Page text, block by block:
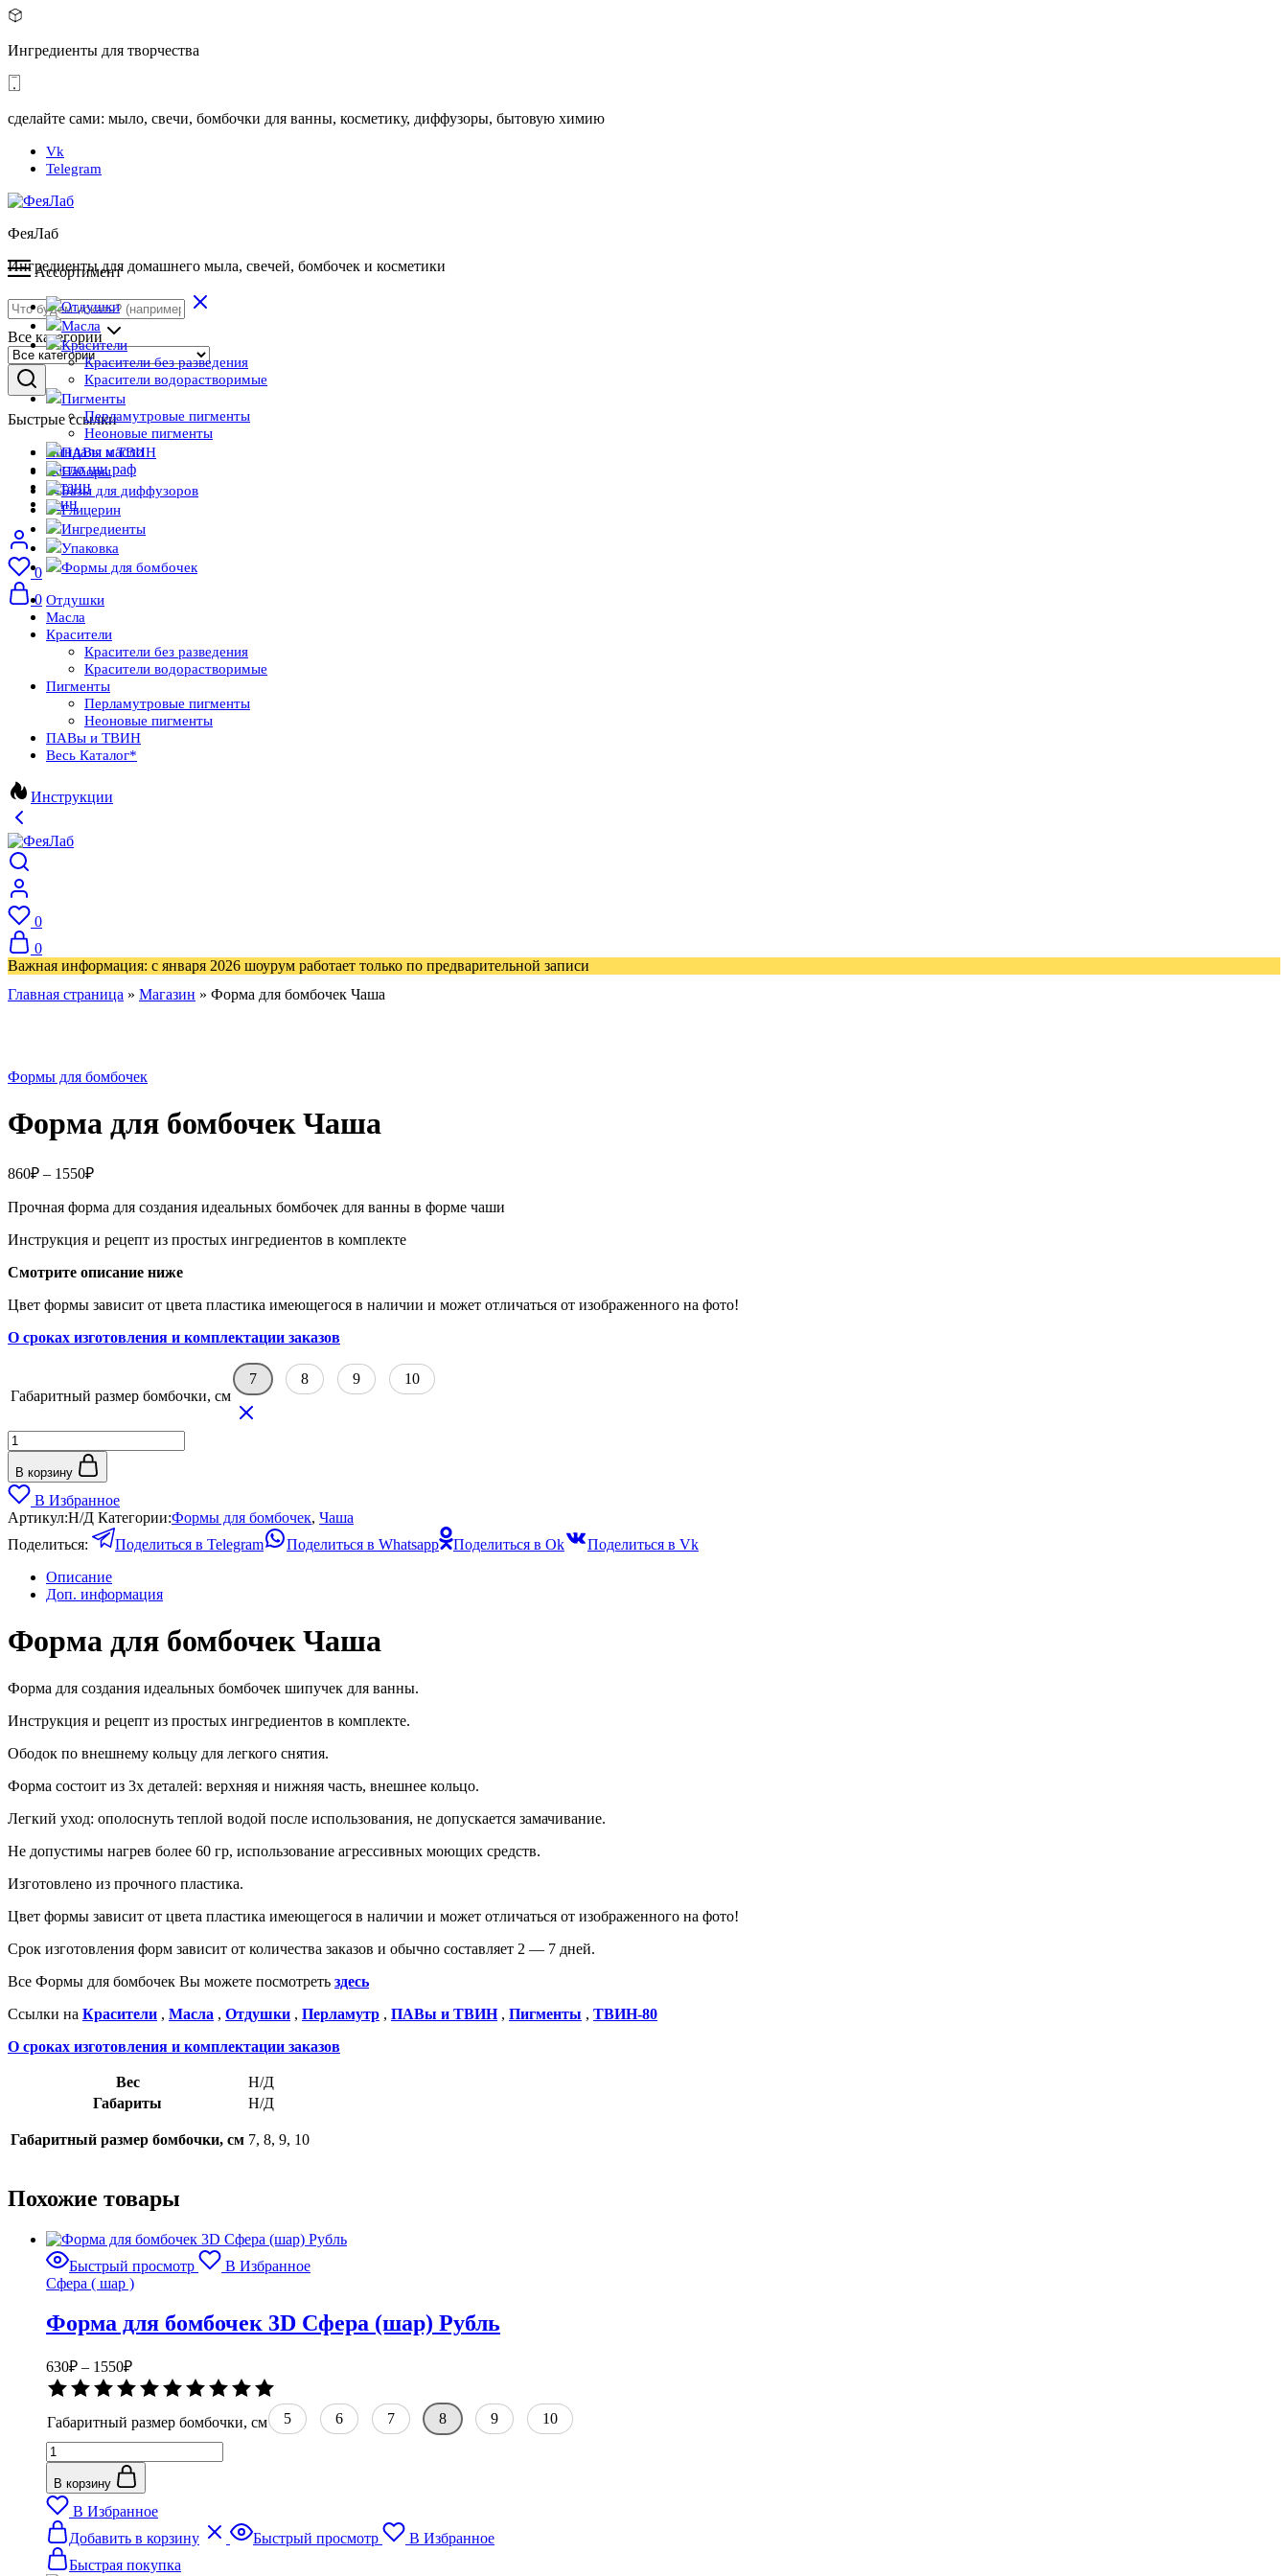
Ингредиенты для творчества
сделайте сами: мыло, свечи, бомбочки для ванны, косметику, диффузоры, бытовую химию
Vk
Telegram
ФеяЛаб
Ингредиенты для домашнего мыла, свечей, бомбочек и косметики
Все категории
Быстрые ссылки
миндаля масло
масло ши раф
бетаин
твин
0
0
Ассортимент
Отдушки
Масла
Красители
Красители без разведения
Красители водорастворимые
Пигменты
Перламутровые пигменты
Неоновые пигменты
ПАВы и ТВИН
Наборы
Базы для диффузоров
Глицерин
Ингредиенты
Упаковка
Формы для бомбочек
Отдушки
Масла
Красители
Красители без разведения
Красители водорастворимые
Пигменты
Перламутровые пигменты
Неоновые пигменты
ПАВы и ТВИН
Весь Каталог*
Инструкции
0
0
Важная информация: с января 2026 шоурум работает только по предварительной записи
Главная страница » Магазин » Форма для бомбочек Чаша
Формы для бомбочек
Форма для бомбочек Чаша
860₽ – 1550₽Диапазон
860₽
1550₽
Прочная форма для создания идеальных бомбочек для ванны в форме чаши
Инструкция и рецепт из простых ингредиентов в комплекте
Смотрите описание ниже
Цвет формы зависит от цвета пластика имеющегося в наличии и может отличаться от изображенного на фото!
О сроках изготовления и комплектации заказов
Габаритный размер бомбочки, см
7 8 9 10
Количество
товара
Форма
для
бомбочек
Чаша
В корзину
В Избранное
Артикул:Н/Д Категории:Формы для бомбочек, Чаша
Поделиться:
Поделиться в Telegram Поделиться в Whatsapp Поделиться в Ok
Поделиться в Vk
Описание
Доп. информация
Форма для бомбочек Чаша
Форма для создания идеальных бомбочек шипучек для ванны.
Инструкция и рецепт из простых ингредиентов в комплекте.
Ободок по внешнему кольцу для легкого снятия.
Форма состоит из 3х деталей: верхняя и нижняя часть, внешнее кольцо.
Легкий уход: ополоснуть теплой водой после использования, не допускается замачивание.
Не допустимы нагрев более 60 гр, использование агрессивных моющих средств.
Изготовлено из прочного пластика.
Цвет формы зависит от цвета пластика имеющегося в наличии и может отличаться от изображенного на фото!
Срок изготовления форм зависит от количества заказов и обычно составляет 2 — 7 дней.
Все Формы для бомбочек Вы можете посмотреть здесь
Ссылки на Красители , Масла , Отдушки , Перламутр , ПАВы и ТВИН, Пигменты , ТВИН-80
О сроках изготовления и комплектации заказов
Вес
Н/Д
Габариты
Н/Д
Габаритный размер бомбочки, см 7, 8, 9, 10
Похожие товары
Быстрый просмотр
В Избранное
Сфера ( шар )
Форма для бомбочек 3D Сфера (шар) Рубль
630₽ – 1550₽Диапазон
цен:
630₽
–
1550₽
0
из
5
Габаритный размер бомбочки, см 5 6 7 8 9
10
Количество
товара
Форма
для
бомбочек
3D
Сфера
(шар)
В корзину
В Избранное
Добавить в корзину
Этот
товар
Быстрый просмотр
В Избранное
Быстрая покупка